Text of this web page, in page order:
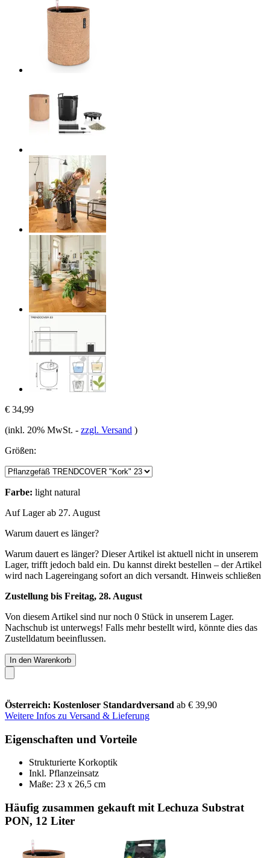
€ 34,99
(inkl. 20% MwSt. - zzgl. Versand )
Größen:
Farbe: light natural
Auf Lager ab 27. August
Warum dauert es länger?
Warum dauert es länger? Dieser Artikel ist aktuell nicht in unserem
Lager, trifft jedoch bald ein. Du kannst direkt bestellen – der Artikel
wird nach Lagereingang sofort an dich versandt. Hinweis schließen
Zustellung bis Freitag, 28. August
Von diesem Artikel sind nur noch 0 Stück in unserem Lager.
Nachschub ist unterwegs! Falls mehr bestellt wird, könnte dies das
Zustelldatum beeinflussen.
In den Warenkorb
Österreich: Kostenloser Standardversand ab € 39,90
Weitere Infos zu Versand & Lieferung
Eigenschaften und Vorteile
Strukturierte Korkoptik
Inkl. Pflanzeinsatz
Maße: 23 x 26,5 cm
Häufig zusammen gekauft mit Lechuza Substrat
PON, 12 Liter